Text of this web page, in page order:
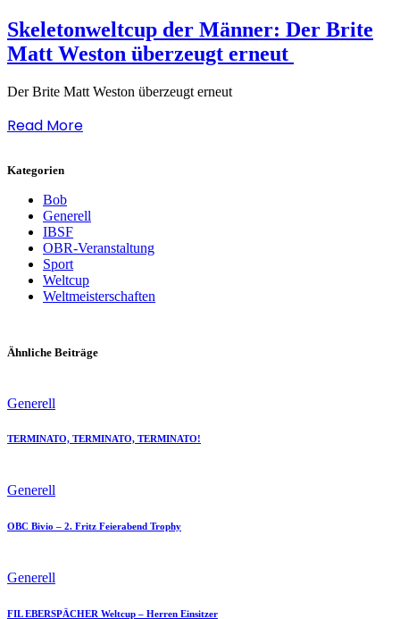
Skeletonweltcup der Männer: Der Brite
Matt Weston überzeugt erneut
Der Brite Matt Weston überzeugt erneut
Read More
Kategorien
Bob
Generell
IBSF
OBR-Veranstaltung
Sport
Weltcup
Weltmeisterschaften
Ähnliche Beiträge
Generell
TERMINATO, TERMINATO, TERMINATO!
Generell
OBC Bivio – 2. Fritz Feierabend Trophy
Generell
FIL EBERSPÄCHER Weltcup – Herren Einsitzer